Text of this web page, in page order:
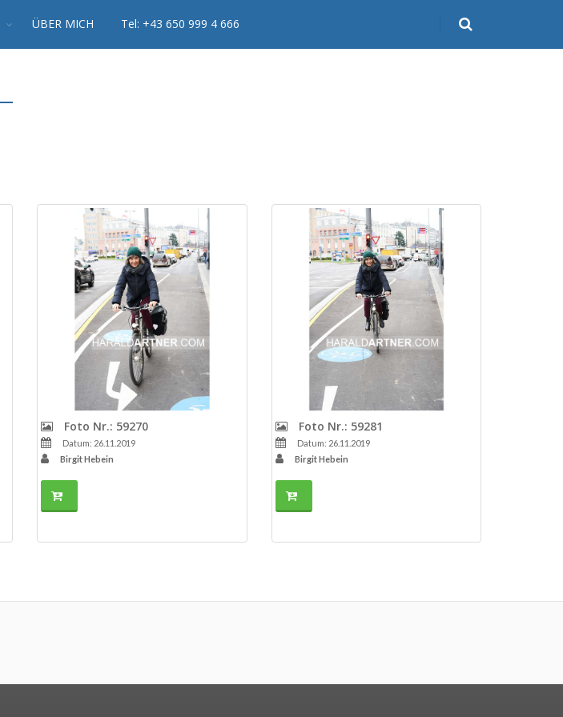
ÜBER MICH Tel: +43 650 999 4 666
Foto Nr.: 59270
Datum: 26.11.2019
Birgit Hebein
Foto Nr.: 59281
Datum: 26.11.2019
Birgit Hebein